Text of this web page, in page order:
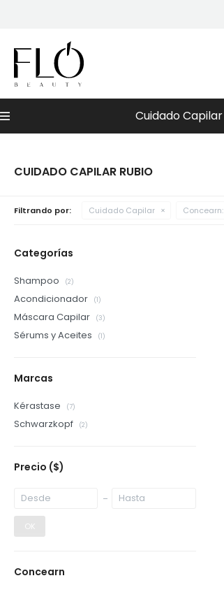
Menú Cuidado Capilar
CUIDADO CAPILAR RUBIO
Filtrando por: Cuidado Capilar Concearn:
Categorías
Shampoo (2)
Acondicionador (1)
Máscara Capilar (3)
Sérums y Aceites (1)
Marcas
Kérastase (7)
Schwarzkopf (2)
Precio ($)
OK
Concearn